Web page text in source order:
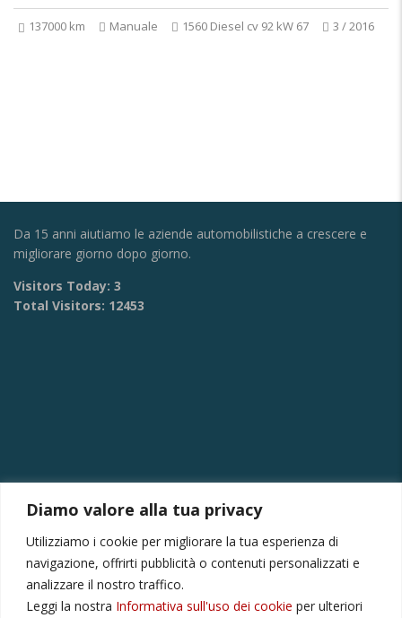
Diamo valore alla tua privacy
Utilizziamo i cookie per migliorare la tua esperienza di
navigazione, offrirti pubblicità o contenuti personalizzati e
analizzare il nostro traffico.
Leggi la nostra Informativa sull'uso dei cookie per ulteriori
137000 km Manuale 1560 Diesel cv 92 kW 67 3 / 2016
Da 15 anni aiutiamo le aziende automobilistiche a crescere e
migliorare giorno dopo giorno.
Visitors Today: 3
Total Visitors: 12453
Via Provinciale Montagna Spaccata 228/H Napoli
Raffaele +39 3282694809
r.colamussi@gmail.com